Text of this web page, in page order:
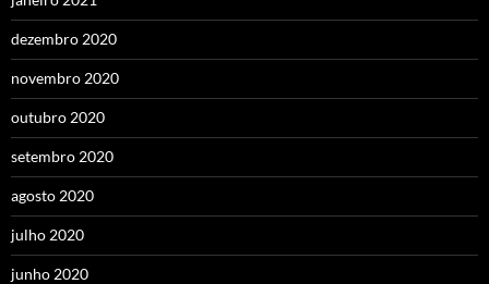
dezembro 2020
novembro 2020
outubro 2020
setembro 2020
agosto 2020
julho 2020
junho 2020